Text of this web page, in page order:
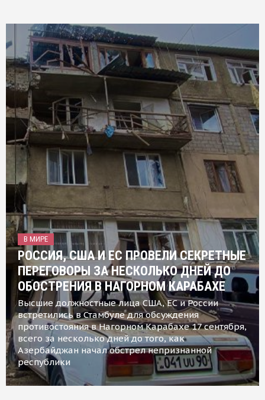
В МИРЕ
РОССИЯ, США И ЕС ПРОВЕЛИ СЕКРЕТНЫЕ
ПЕРЕГОВОРЫ ЗА НЕСКОЛЬКО ДНЕЙ ДО
ОБОСТРЕНИЯ В НАГОРНОМ КАРАБАХЕ
Высшие должностные лица США, ЕС и России
встретились в Стамбуле для обсуждения
противостояния в Нагорном Карабахе 17 сентября,
всего за несколько дней до того, как
Азербайджан начал обстрел непризнанной
республики